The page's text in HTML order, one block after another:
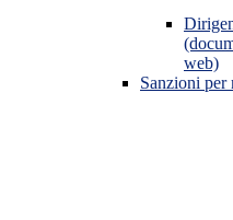
web)
Sanzioni per